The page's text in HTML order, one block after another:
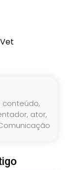
conteúdo,
ator,